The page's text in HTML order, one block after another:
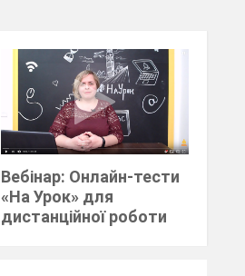
Вебінар: Онлайн-тести
«На Урок» для
дистанційної роботи